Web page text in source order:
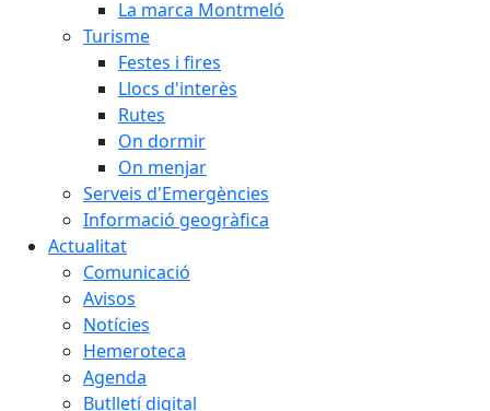
La marca Montmeló
Turisme
Festes i fires
Llocs d'interès
Rutes
On dormir
On menjar
Serveis d'Emergències
Informació geogràfica
Actualitat
Comunicació
Avisos
Notícies
Hemeroteca
Agenda
Butlletí digital